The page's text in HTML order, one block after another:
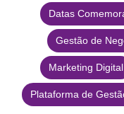
Datas
Gestão de
Marketing Digital
Plataforma de